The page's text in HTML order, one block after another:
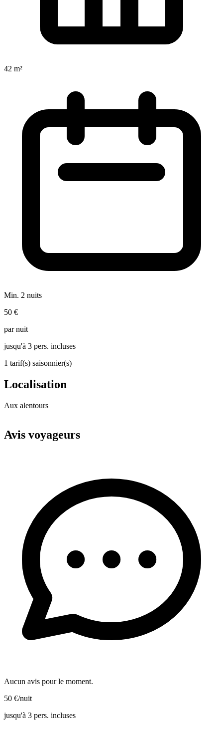
42 m²
Min. 2 nuits
50 €
par nuit
jusqu'à 3 pers. incluses
1 tarif(s) saisonnier(s)
Localisation
Aux alentours
+
Avis voyageurs
Aucun avis pour le moment.
50 €/nuit
jusqu'à 3 pers. incluses